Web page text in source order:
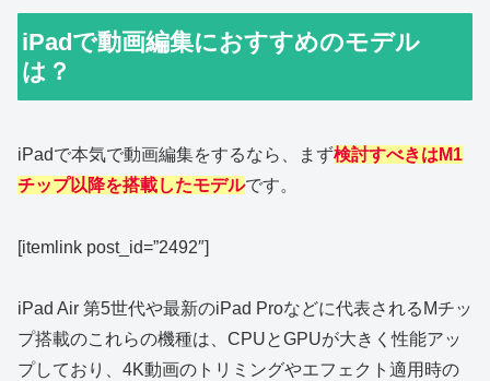
iPadで動画編集におすすめのモデル
は？
iPadで本気で動画編集をするなら、まず検討すべきはM1
チップ以降を搭載したモデルです。
[itemlink post_id=”2492″]
iPad Air 第5世代や最新のiPad Proなどに代表されるMチッ
プ搭載のこれらの機種は、CPUとGPUが大きく性能アッ
プしており、4K動画のトリミングやエフェクト適用時の